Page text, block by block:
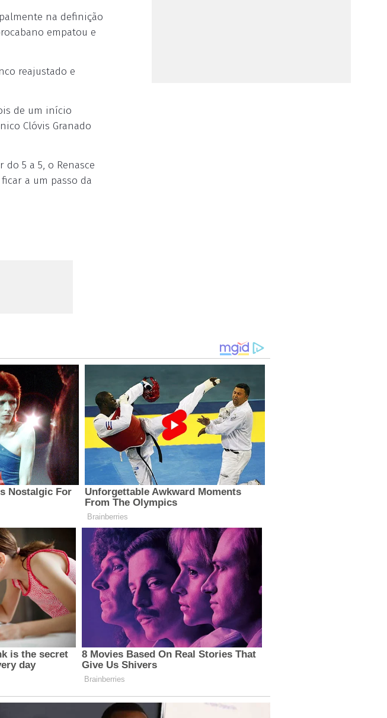
na definição
empatou e
reajustado e
de um início
Clóvis Granado
5 a 5, o Renasce
a um passo da